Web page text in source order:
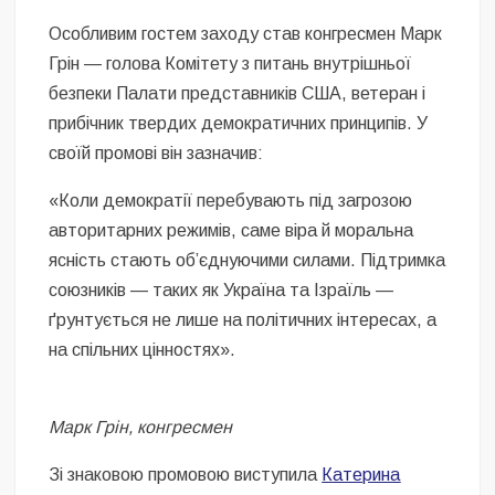
Особливим гостем заходу став конгресмен Марк
Грін — голова Комітету з питань внутрішньої
безпеки Палати представників США, ветеран і
прибічник твердих демократичних принципів. У
своїй промові він зазначив:
«Коли демократії перебувають під загрозою
авторитарних режимів, саме віра й моральна
ясність стають об’єднуючими силами. Підтримка
союзників — таких як Україна та Ізраїль —
ґрунтується не лише на політичних інтересах, а
на спільних цінностях».
Марк Грін, конгресмен
Зі знаковою промовою виступила Катерина